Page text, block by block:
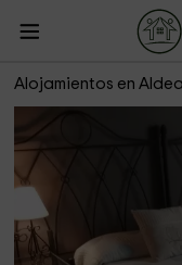
Alojamientos en
Apartamento 2 La